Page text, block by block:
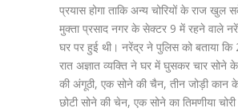
प्रयास होगा ताकि अन्य चोरियों के राज खुल
मुक्ता प्रसाद नगर के सेक्टर 9 में रहने वाले
घर पर हुई थी। नरेंद्र ने पुलिस को बताया
रात अज्ञात व्यक्ति ने घर में घुसकर चार
की अंगूठी, एक सोने की चैन, तीन जोड़ी कान
छोटी सोने की चेन, एक सोने का तिमणीया